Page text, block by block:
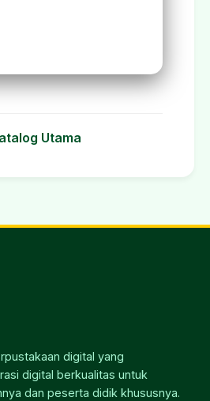
Utama
digital yang
digital berkualitas untuk
dan peserta didik khususnya.